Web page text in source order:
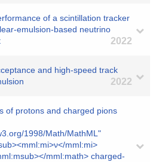
of a scintillation tracker
emulsion-based neutrino
2022
and high-speed track
2022
of protons and charged pions
1998/Math/MathML"
mml:mi>
mml:math> charged-